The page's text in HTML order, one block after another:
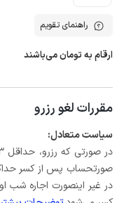
راهنمای تقویم
ارقام به تومان می‌باشند
مقررات لغو رزرو
سیاست متعادل: